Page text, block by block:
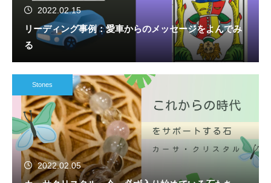
2022.02.15
リーディング事例：愛車からのメッセージをよんでみ
る
Stones
2022.02.05